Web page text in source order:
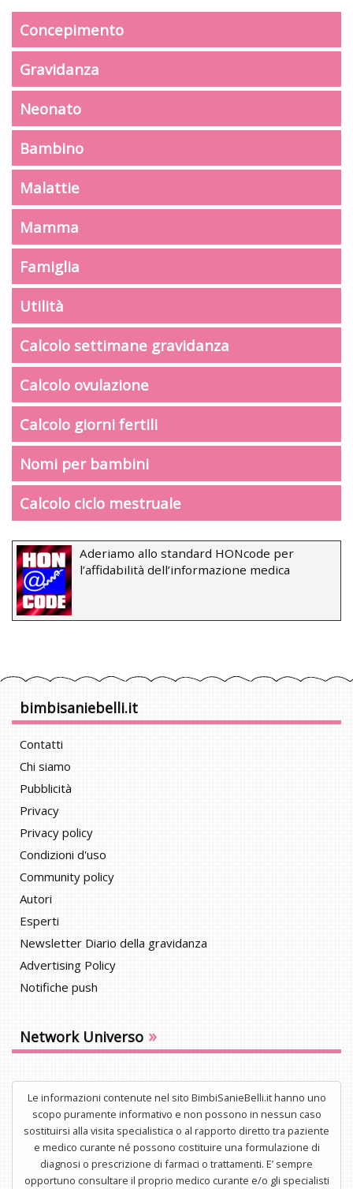
Concepimento
Gravidanza
Neonato
Bambino
Malattie
Mamma
Famiglia
Utilità
Calcolo settimane gravidanza
Calcolo ovulazione
Calcolo giorni fertili
Nomi per bambini
Calcolo ciclo mestruale
Aderiamo allo standard HONcode per
l’affidabilità dell’informazione medica
bimbisaniebelli.it
Contatti
Chi siamo
Pubblicità
Privacy
Privacy policy
Condizioni d'uso
Community policy
Autori
Esperti
Newsletter Diario della gravidanza
Advertising Policy
Notifiche push
Network Universo »
Le informazioni contenute nel sito BimbiSanieBelli.it hanno uno
scopo puramente informativo e non possono in nessun caso
sostituirsi alla visita specialistica o al rapporto diretto tra paziente
e medico curante né possono costituire una formulazione di
diagnosi o prescrizione di farmaci o trattamenti. E’ sempre
opportuno consultare il proprio medico curante e/o gli specialisti